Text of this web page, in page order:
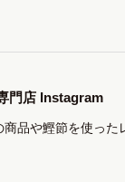
門店 Instagram
商品や鰹節を使った